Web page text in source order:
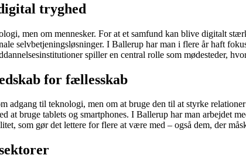
tryghed
men om mennesker. For at et samfund kan blive digitalt
selvbetjeningsløsninger. I Ballerup har man i flere år haft
spiller en central rolle som mødesteder,
for fællesskab
adgang til teknologi, men om at bruge den til at styrke
bruge tablets og smartphones. I Ballerup har man arbejdet
som gør det lettere for flere at være med – også dem, der